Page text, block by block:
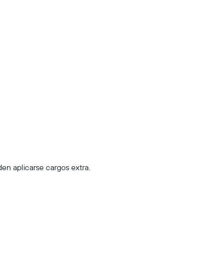
aplicarse cargos extra.